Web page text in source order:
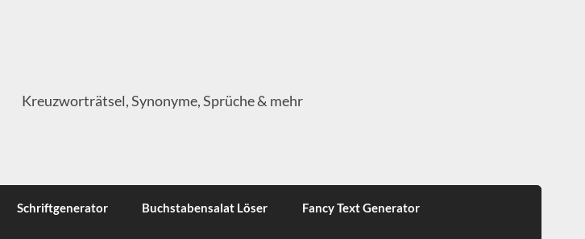
Kreuzworträtsel, Synonyme, Sprüche & mehr
Schriftgenerator Buchstabensalat Löser Fancy Text Generator